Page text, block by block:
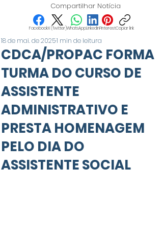
Compartilhar Notícia
FacebookX (Twitter)WhatsAppLinkedInPinterestCopiar link
CDCA/PROPAC FORMA
TURMA DO CURSO DE
ASSISTENTE
ADMINISTRATIVO E
PRESTA HOMENAGEM
PELO DIA DO
ASSISTENTE SOCIAL
18 de mai. de 20251 min de leitura